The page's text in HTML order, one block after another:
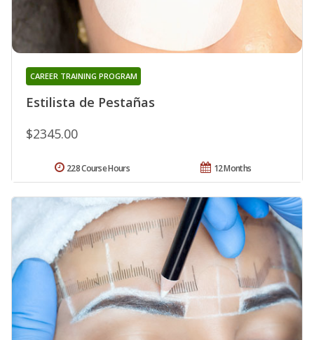
Estilista de Pestañas
CAREER TRAINING PROGRAM
$2345.00
12 Months
228 Course Hours